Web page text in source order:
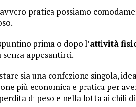
pratica possiamo
prima o dopo l’attività
appesantirci.
sia una confezione singola,
più economica e pratica per
di peso e nella lotta ai chili